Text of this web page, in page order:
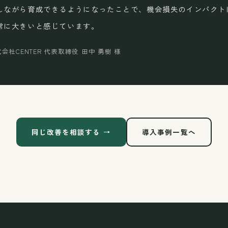
ながら育成できるようになったことで、機会損失のインパクト
に大きいと感じています。
社CENTER 代表取締役 田中 勇樹 様
同じ改善を相談する → 導入事例一覧へ